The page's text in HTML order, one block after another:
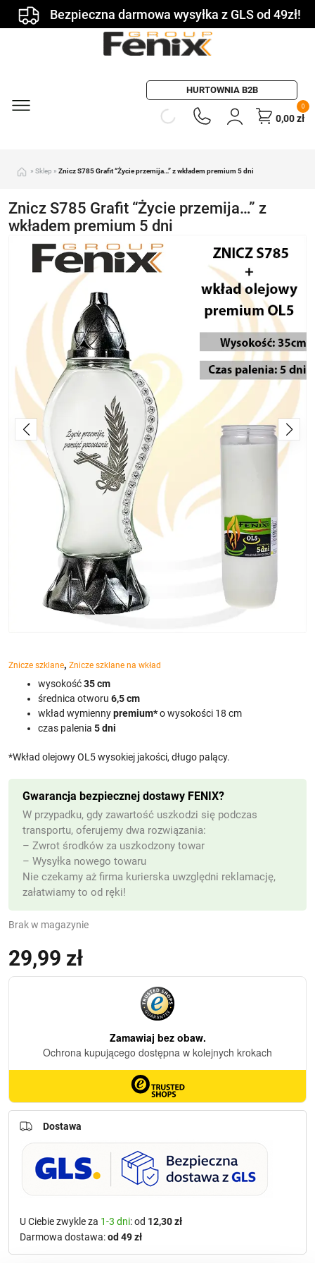
Bezpieczna darmowa wysyłka z GLS od 49zł!
HURTOWNIA B2B
0
0,00zł
» Sklep » Znicz S785 Grafit “Życie przemija…” z wkładem premium 5 dni
Znicz S785 Grafit “Życie przemija…” z
wkładem premium 5 dni
Znicze szklane, Znicze szklane na wkład
29,99 zł
wysokość35 cm
średnica otworu 6,5 cm
wkład wymiennypremium*o wysokości 18 cm
czas palenia 5 dni
*Wkład olejowy OL5 wysokiej jakości, długo palący.
Brak w magazynie
Gwarancja bezpiecznej dostawy FENIX?
W przypadku, gdy zawartość uszkodzi się podczas
transportu, oferujemy dwa rozwiązania:
– Zwrot środków za uszkodzony towar
– Wysyłka nowego towaru
Nie czekamy aż firma kurierska uwzględni reklamację,
załatwiamy to od ręki!
Dostawa
U Ciebie zwykle za 1-3 dni: od 12,30 zł
Darmowa dostawa:od 49 zł